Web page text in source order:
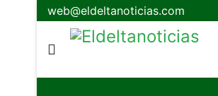
web@eldeltanoticias.com